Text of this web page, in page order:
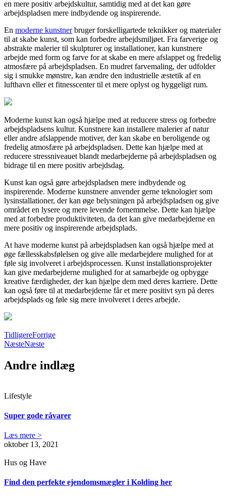
en mere positiv arbejdskultur, samtidig med at det kan gøre
arbejdspladsen mere indbydende og inspirerende.
En moderne kunstnerbruger forskelligartede teknikker og materialer
til at skabe kunst, som kan forbedre arbejdsmiljøet. Fra farverige og
abstrakte malerier til skulpturer og installationer, kan kunstnere
arbejde med form og farve for at skabe en mere afslappet og fredelig
atmosfære på arbejdspladsen. En mudret farvemaling, der udfolder
sig i smukke mønstre, kan ændre den industrielle æstetik af en
lufthavn eller et fitnesscenter til et mere oplyst og hyggeligt rum.
Moderne kunst kan også hjælpe med at reducere stress og forbedre
arbejdspladsens kultur. Kunstnere kan installere malerier af natur
eller andre afslappende motiver, der kan skabe en beroligende og
fredelig atmosfære på arbejdspladsen. Dette kan hjælpe med at
reducere stressniveauet blandt medarbejderne på arbejdspladsen og
bidrage til en mere positiv arbejdsdag.
Kunst kan også gøre arbejdspladsen mere indbydende og
inspirerende. Moderne kunstnere anvender gerne teknologier som
lysinstallationer, der kan øge belysningen på arbejdspladsen og give
området en lysere og mere levende fornemmelse. Dette kan hjælpe
med at forbedre produktiviteten, da det kan give medarbejderne en
mere positiv og inspirerende arbejdsplads.
At have moderne kunst på arbejdspladsen kan også hjælpe med at
øge fællesskabsfølelsen og give alle medarbejdere mulighed for at
føle sig involveret i arbejdsprocessen. Kunst installationsprojekter
kan give medarbejderne mulighed for at samarbejde og opbygge
kreative færdigheder, der kan hjælpe dem med deres karriere. Dette
kan også føre til at medarbejderne får et mere positivt syn på deres
arbejdsplads og føle sig mere involveret i deres arbejde.
TidligereForrige
NæsteNæste
Andre indlæg
Lifestyle
Super gode råvarer
Læs mere >
oktober 13, 2021
Hus og Have
Find den perfekte ejendomsmægler i Kolding her